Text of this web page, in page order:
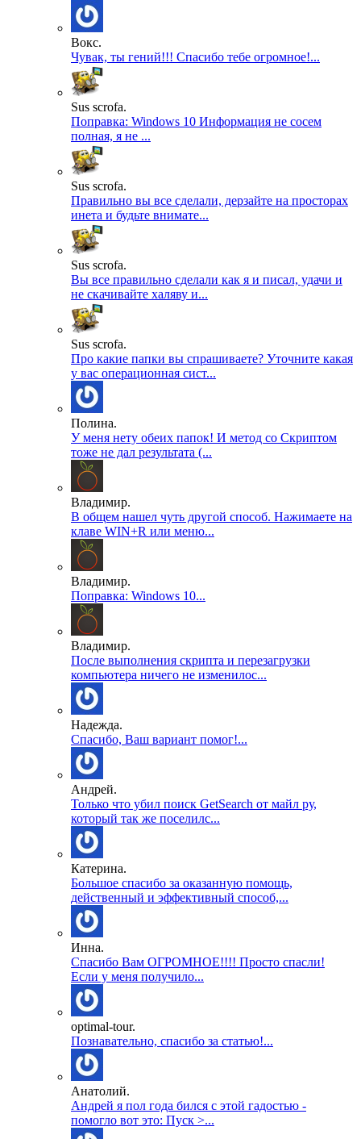
Вокс.
Чувак, ты гений!!! Спасибо тебе огромное!...
Sus scrofa.
Поправка: Windows 10 Информация не сосем
полная, я не ...
Sus scrofa.
Правильно вы все сделали, дерзайте на просторах
инета и будьте внимате...
Sus scrofa.
Вы все правильно сделали как я и писал, удачи и
не скачивайте халяву и...
Sus scrofa.
Про какие папки вы спрашиваете? Уточните какая
у вас операционная сист...
Полина.
У меня нету обеих папок! И метод со Скриптом
тоже не дал результата (...
Владимир.
В общем нашел чуть другой способ. Нажимаете на
клаве WIN+R или меню...
Владимир.
Поправка: Windows 10...
Владимир.
После выполнения скрипта и перезагрузки
компьютера ничего не изменилос...
Надежда.
Спасибо, Ваш вариант помог!...
Андрей.
Только что убил поиск GetSearch от майл ру,
который так же поселилс...
Катерина.
Большое спасибо за оказанную помощь,
действенный и эффективный способ,...
Инна.
Спасибо Вам ОГРОМНОЕ!!!! Просто спасли!
Если у меня получило...
optimal-tour.
Познавательно, спасибо за статью!...
Анатолий.
Андрей я пол года бился с этой гадостью -
помогло вот это: Пуск >...